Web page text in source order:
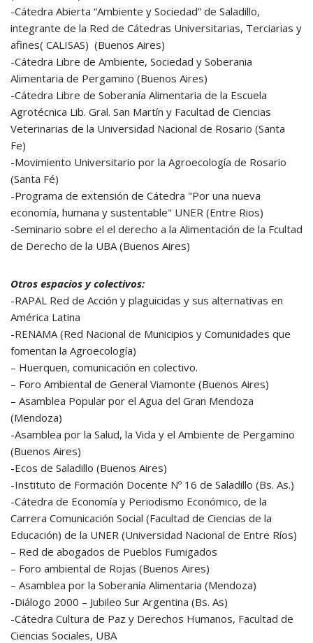
-Cátedra Abierta “Ambiente y Sociedad” de Saladillo,
integrante de la Red de Cátedras Universitarias, Terciarias y
afines( CALISAS) (Buenos Aires)
-Cátedra Libre de Ambiente, Sociedad y Soberania
Alimentaria de Pergamino (Buenos Aires)
-Cátedra Libre de Soberanía Alimentaria de la Escuela
Agrotécnica Lib. Gral. San Martín y Facultad de Ciencias
Veterinarias de la Universidad Nacional de Rosario (Santa
Fe)
-Movimiento Universitario por la Agroecología de Rosario
(Santa Fé)
-Programa de extensión de Cátedra "Por una nueva
economía, humana y sustentable" UNER (Entre Rios)
-Seminario sobre el el derecho a la Alimentación de la Fcultad
de Derecho de la UBA (Buenos Aires)
Otros espacios y colectivos:
-RAPAL Red de Acción y plaguicidas y sus alternativas en
América Latina
-RENAMA (Red Nacional de Municipios y Comunidades que
fomentan la Agroecología)
– Huerquen, comunicación en colectivo.
– Foro Ambiental de General Viamonte (Buenos Aires)
– Asamblea Popular por el Agua del Gran Mendoza
(Mendoza)
-Asamblea por la Salud, la Vida y el Ambiente de Pergamino
(Buenos Aires)
-Ecos de Saladillo (Buenos Aires)
-Instituto de Formación Docente Nº 16 de Saladillo (Bs. As.)
-Cátedra de Economía y Periodismo Económico, de la
Carrera Comunicación Social (Facultad de Ciencias de la
Educación) de la UNER (Universidad Nacional de Entre Ríos)
– Red de abogados de Pueblos Fumigados
– Foro ambiental de Rojas (Buenos Aires)
– Asamblea por la Soberanía Alimentaria (Mendoza)
-Diálogo 2000 – Jubileo Sur Argentina (Bs. As)
-Cátedra Cultura de Paz y Derechos Humanos, Facultad de
Ciencias Sociales, UBA